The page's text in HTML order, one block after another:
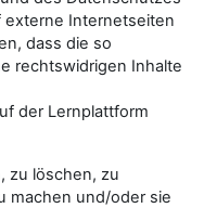
externe Internetseiten
dass die so
rechtswidrigen Inhalte
der Lernplattform
zu löschen, zu
machen und/oder sie